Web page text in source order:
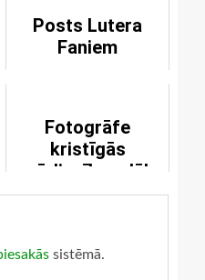
Posts Lutera
Faniem
Fotogrāfe
kristīgās
pārliecības dēļ
sista krustā
sistēmā.